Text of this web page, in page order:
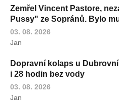
Zemřel Vincent Pastore,
Pussy" ze Sopránů. Bylo
03. 08. 2026
Jan
Dopravní kolaps u
i 28 hodin bez vody
03. 08. 2026
Jan